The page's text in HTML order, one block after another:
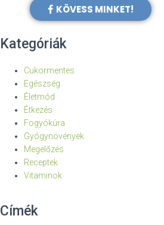
KÖVESS MINKET!
Kategóriák
Cukormentes
Egészség
Életmód
Étkezés
Fogyókúra
Gyógynövények
Megelőzés
Receptek
Vitaminok
Címék